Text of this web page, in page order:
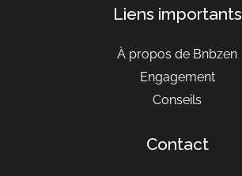
Liens importants
À propos de Bnbzen
Engagement
Conseils
Contact